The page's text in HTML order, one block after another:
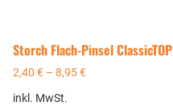
Storch Flach-Pinsel ClassicTOP
2,40 € – 8,95€
inkl. MwSt.